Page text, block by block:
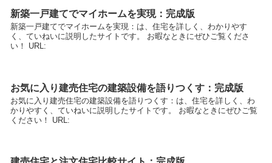
新築一戸建てでマイホームを実現：完成版
新築一戸建てでマイホームを実現：は、住宅を詳しく、わかりやす
く、ていねいに説明したサイトです。 お暇なときにぜひご覧くださ
い！ URL:
お気に入り建売住宅の建築設備を語りつくす：完成版
お気に入り建売住宅の建築設備を語りつくす：は、住宅を詳しく、わ
かりやすく、ていねいに説明したサイトです。 お暇なときにぜひご覧
ください！ URL: